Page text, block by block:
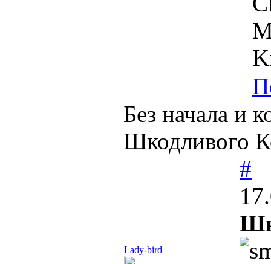
Без начала и
Шкодливого
Lady-bird
#